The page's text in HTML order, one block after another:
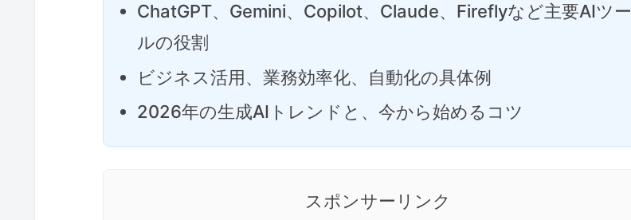
ChatGPT、Gemini、Copilot、Claude、Fireflyなど主要AIツー
ルの役割
ビジネス活用、業務効率化、自動化の具体例
2026年の生成AIトレンドと、今から始めるコツ
スポンサーリンク